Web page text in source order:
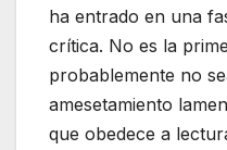
ha entrado en una
crítica. No es la
probablemente no
amesetamiento
que obedece a